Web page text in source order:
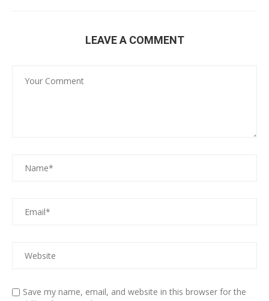
LEAVE A COMMENT
Save my name, email, and website in this browser for the